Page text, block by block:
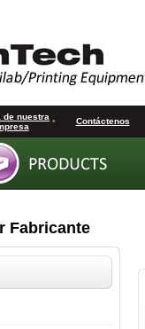
de nuestra • Contáctenos
Fabricante